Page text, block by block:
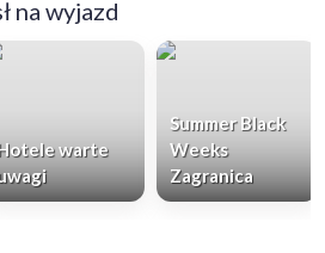
na wyjazd
warte
Summer Black
Weeks
Zagranica